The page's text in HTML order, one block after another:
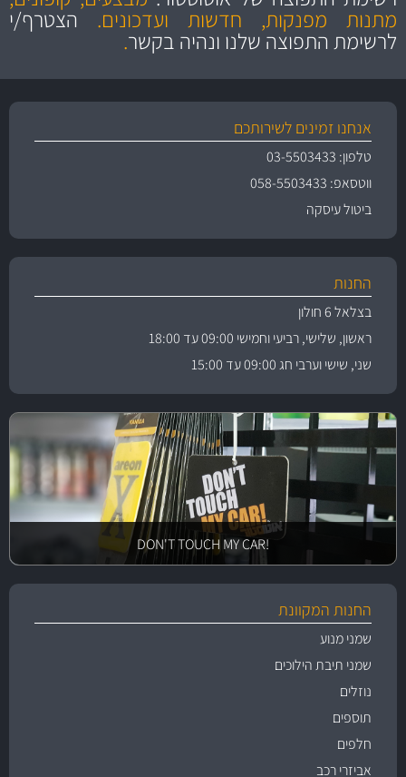
והיצע מוצרים איכותי
מתנות מפנקות, חדשות ועדכונים.הצטרף/י
לרשימת התפוצה שלנו ונהיה בקשר.
אנחנו זמינים לשירותכם
טלפון: 03-5503433
ווטסאפ: 058-5503433
ביטול עיסקה
החנות
בצלאל 6 חולון
ראשון, שלישי, רביעי וחמישי 09:00 עד 18:00
שני, שישי וערבי חג 09:00 עד 15:00
!DON'T TOUCH MY CAR
החנות המקוונת
שמני מנוע
שמני תיבת הילוכים
נוזלים
תוספים
חלפים
אביזרי רכב